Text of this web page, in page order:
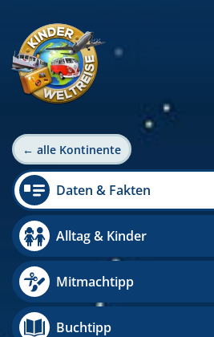
← alle Kontinente
Daten & Fakten
Alltag & Kinder
Mitmachtipp
Buchtipp